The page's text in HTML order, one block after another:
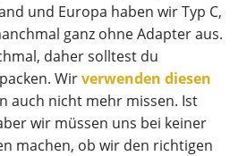
und Europa haben wir Typ C,
ganz ohne Adapter aus.
daher solltest du
Wirverwenden diesen
auch nicht mehr missen. Ist
wir müssen uns bei keiner
machen, ob wir den richtigen